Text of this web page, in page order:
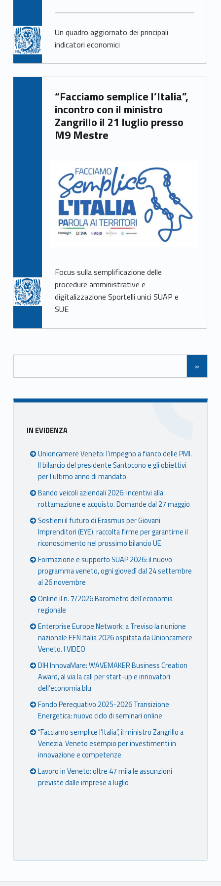
Un quadro aggiornato dei principali
indicatori economici
“Facciamo semplice l’Italia”,
incontro con il ministro
Zangrillo il 21 luglio presso
M9 Mestre
Focus sulla semplificazione delle
procedure amministrative e
digitalizzazione Sportelli unici SUAP e
SUE
Navigazione tra gli articoli »
Sidebar
IN EVIDENZA
Unioncamere Veneto: l’impegno a fianco delle PMI.
Il bilancio del presidente Santocono e gli obiettivi
per l’ultimo anno di mandato
Bando veicoli aziendali 2026: incentivi alla
rottamazione e acquisto. Domande dal 27 maggio
Sostieni il futuro di Erasmus per Giovani
Imprenditori (EYE): raccolta firme per garantirne il
riconoscimento nel prossimo bilancio UE
Formazione e supporto SUAP 2026: il nuovo
programma veneto, ogni giovedì dal 24 settembre
al 26 novembre
Online il n. 7/2026 Barometro dell’economia
regionale
Enterprise Europe Network: a Treviso la riunione
nazionale EEN Italia 2026 ospitata da Unioncamere
Veneto. I VIDEO
DIH InnovaMare: WAVEMAKER Business Creation
Award, al via la call per start-up e innovatori
dell’economia blu
Fondo Perequativo 2025-2026 Transizione
Energetica: nuovo ciclo di seminari online
“Facciamo semplice l’Italia”, il ministro Zangrillo a
Venezia. Veneto esempio per investimenti in
innovazione e competenze
Lavoro in Veneto: oltre 47 mila le assunzioni
previste dalle imprese a luglio